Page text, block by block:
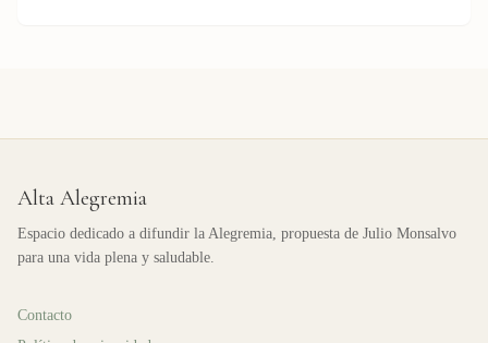
Alta Alegremia
Espacio dedicado a difundir la Alegremia, propuesta de Julio Monsalvo
para una vida plena y saludable.
Contacto